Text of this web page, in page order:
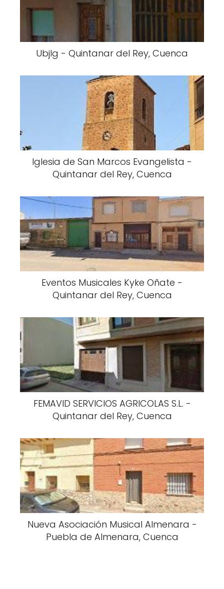
Ubjlg - Quintanar del Rey, Cuenca
Iglesia de San Marcos Evangelista -
Quintanar del Rey, Cuenca
Eventos Musicales Kyke Oñate -
Quintanar del Rey, Cuenca
FEMAVID SERVICIOS AGRICOLAS S.L. -
Quintanar del Rey, Cuenca
Nueva Asociación Musical Almenara -
Puebla de Almenara, Cuenca